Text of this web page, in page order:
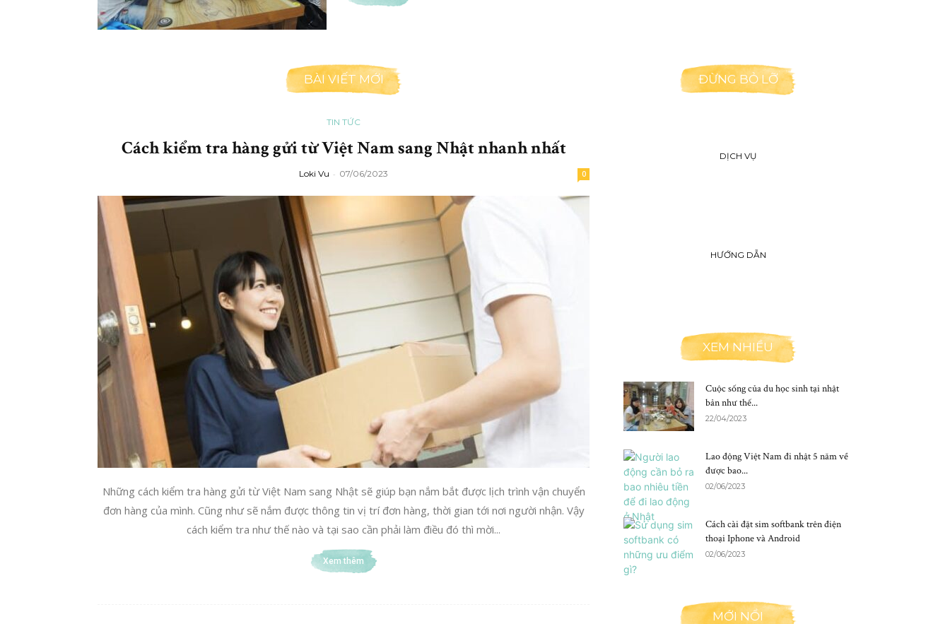
BÀI VIẾT MỚI
TIN TỨC
Cách kiểm tra hàng gửi từ Việt Nam sang Nhật nhanh nhất
Loki Vu - 07/06/2023 0
Những cách kiểm tra hàng gửi từ Việt Nam sang Nhật sẽ giúp bạn nắm bắt được lịch trình vận chuyển
đơn hàng của mình. Cũng như sẽ nắm được thông tin vị trí đơn hàng, thời gian tới nơi người nhận. Vậy
cách kiểm tra như thế nào và tại sao cần phải làm điều đó thì mời...
Xem thêm
ĐỪNG BỎ LỠ
DỊCH VỤ
HƯỚNG DẪN
XEM NHIỀU
Cuộc sống của du học sinh tại nhật
bản như thế...
22/04/2023
Lao động Việt Nam đi nhật 5 năm về
được bao...
02/06/2023
Cách cài đặt sim softbank trên điện
thoại Iphone và Android
02/06/2023
MỚI NỔI